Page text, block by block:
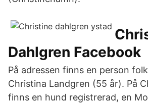
Dahlgren Facebook
På adressen finns en person
Christina Landgren (55 år). På
finns en hund registrerad, en